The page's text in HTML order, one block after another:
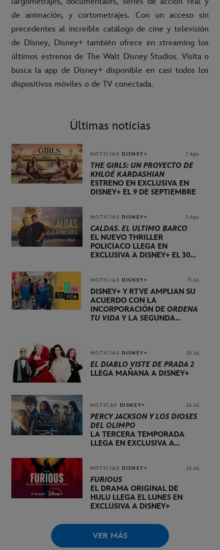
de animación, y cortometrajes. Con un acceso sin
precedentes al increíble catálogo de cine y televisión
de Disney, Disney+ también ofrece en streaming los
últimos estrenos de The Walt Disney Studios. Visita o
busca la app de Disney+ disponible en casi todos los
dispositivos móviles o de TV conectada.
Últimas noticias
NOTICIAS DISNEY+ 7 Ago.
THE GIRLS: UN PROYECTO DE
KHLOÉ KARDASHIAN
ESTRENO EN EXCLUSIVA EN
DISNEY+ EL 9 DE SEPTIEMBRE
NOTICIAS DISNEY+ 5 Ago.
CALDAS. EL ÚLTIMO BARCO
EL NUEVO THRILLER
POLICIACO LLEGA EN
EXCLUSIVA A DISNEY+ EL 30
NOTICIAS DISNEY+ 31 Jul.
DISNEY+ Y RTVE AMPLÍAN SU
ACUERDO CON LA
INCORPORACIÓN DE ORDENA
TU VIDA Y LA SEGUNDA
NOTICIAS DISNEY+ 28 Jul.
EL DIABLO VISTE DE PRADA 2
LLEGA MAÑANA A DISNEY+
NOTICAS DISNEY+ 24 Jul.
PERCY JACKSON Y LOS DIOSES
DEL OLIMPO
LA TERCERA TEMPORADA
LLEGA EN EXCLUSIVA A
NOTICIAS DISNEY+ 24 Jul.
FURIOUS
EL DRAMA ORIGINAL DE
HULU LLEGA EL LUNES EN
EXCLUSIVA A DISNEY+
VER MÁS